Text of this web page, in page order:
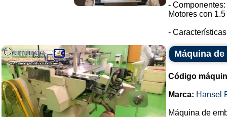
-
Motores con
-
Máquina
Código
Marca: Hansel
Máquina de